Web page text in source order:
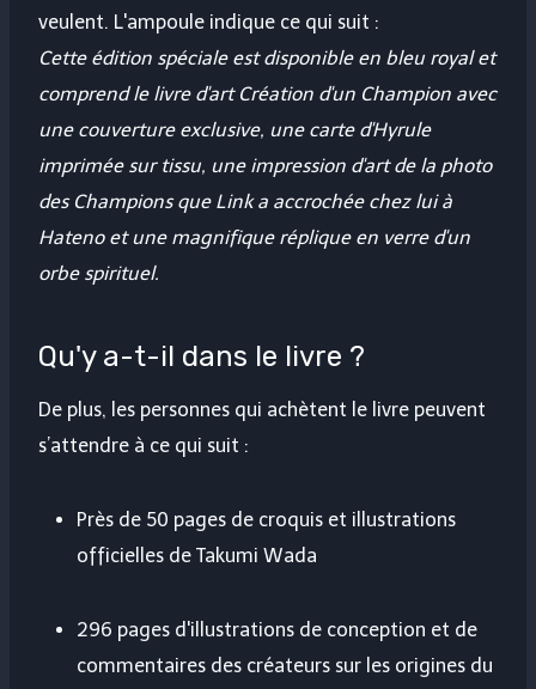
veulent. L'ampoule indique ce qui suit :
Cette édition spéciale est disponible en bleu royal et
comprend le livre d'art Création d'un Champion avec
une couverture exclusive, une carte d'Hyrule
imprimée sur tissu, une impression d'art de la photo
des Champions que Link a accrochée chez lui à
Hateno et une magnifique réplique en verre d'un
orbe spirituel.
Qu'y a-t-il dans le livre ?
De plus, les personnes qui achètent le livre peuvent
s’attendre à ce qui suit :
Près de 50 pages de croquis et illustrations
officielles de Takumi Wada
296 pages d'illustrations de conception et de
commentaires des créateurs sur les origines du